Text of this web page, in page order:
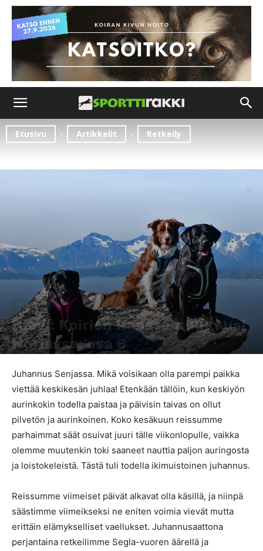
Etusivu Artikkelit Retkeily
Retkeily
Blogi: Koirien kanssa kuukausi
Norjassa, osa 6
Juhannus Senjassa. Mikä voisikaan olla parempi paikka
viettää keskikesän juhlaa! Etenkään tällöin, kun keskiyön
aurinkokin todella paistaa ja päivisin taivas on ollut
pilvetön ja aurinkoinen. Koko kesäkuun reissumme
parhaimmat säät osuivat juuri tälle viikonlopulle, vaikka
olemme muutenkin toki saaneet nauttia paljon auringosta
ja loistokeleistä. Tästä tuli todella ikimuistoinen juhannus.
Reissumme viimeiset päivät alkavat olla käsillä, ja niinpä
säästimme viimeikseksi ne eniten voimia vievät mutta
erittäin elämykselliset vaellukset. Juhannusaattona
perjantaina retkeilimme Segla-vuoren äärellä ja